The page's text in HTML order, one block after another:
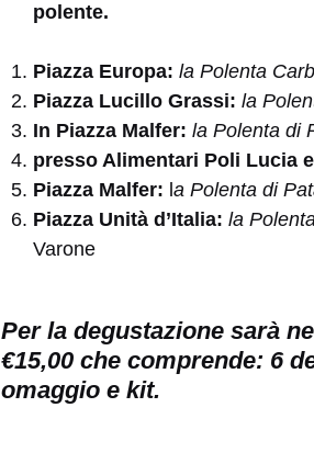
polente.
Piazza Europa: la Polenta
Piazza Lucillo Grassi: la
In Piazza Malfer: la Polenta di
presso Alimentari Poli Lucia
Piazza Malfer: a Polenta di
Piazza Unità d’Italia: la
Varone
Per la degustazione sarà
€15,00 che comprende: 6
omaggio e kit.